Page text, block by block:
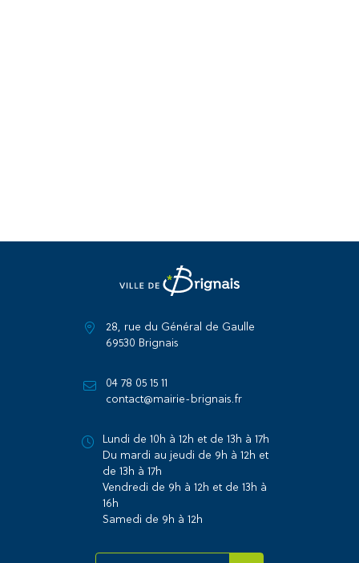
28, rue du Général de Gaulle
69530 Brignais
04 78 05 15 11
contact@mairie-brignais.fr
Lundi de 10h à 12h et de 13h à 17h
Du mardi au jeudi de 9h à 12h et
de 13h à 17h
Vendredi de 9h à 12h et de 13h à
16h
Samedi de 9h à 12h